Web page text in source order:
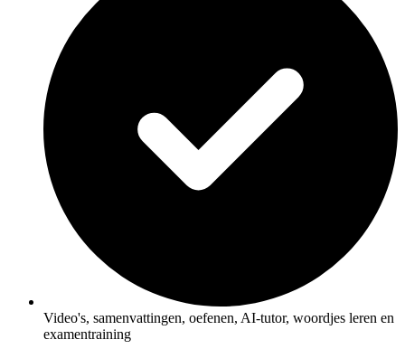
Video's, samenvattingen, oefenen, AI-tutor, woordjes leren en
examentraining